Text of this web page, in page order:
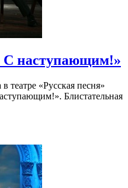
С наступающим!»
театре «Русская песня»
Блистательная